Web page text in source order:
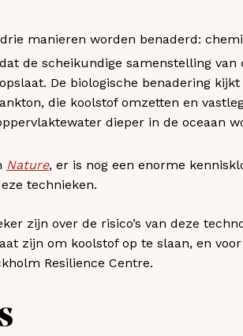
manieren worden benaderd:
de scheikundige samenstelling
De biologische benadering
die koolstof omzetten en
dieper in de oceaan
Nature, er is nog een enorme
technieken.
zijn over de risico’s van deze
zijn om koolstof op te slaan, en
Resilience Centre.